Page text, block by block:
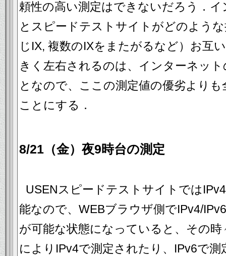
頼性の高い測定はできないだろう．
とスピードテストサイトがどのよう
じIX, 複数のIXをまたがるなど）お互
きく左右されるのは、インターネッ
となので、ここの測定値の優劣より
ことにする．
8/21（金）夜9時台の測定
USENスピードテストサイトでは
能なので、WEBブラウザ側でIPv4/
が可能な状態になっていると、その
によりIPv4で測定されたり、IPv6で